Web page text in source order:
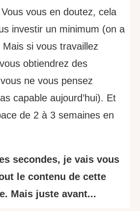
Vous vous en doutez, cela
investir un minimum (on a
si vous travaillez
obtiendrez des
ne vous pensez
capable aujourd’hui). Et
de 2 à 3 semaines en
secondes, je vais vous
le contenu de cette
Mais juste avant...